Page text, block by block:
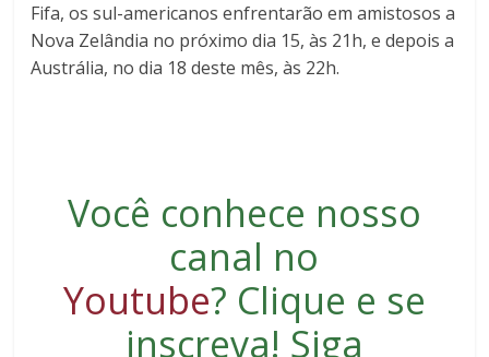
Fifa, os sul-americanos enfrentarão em amistosos a
Nova Zelândia no próximo dia 15, às 21h, e depois a
Austrália, no dia 18 deste mês, às 22h.
Você conhece nosso
canal no
Youtube? Clique e se
inscreva! Siga